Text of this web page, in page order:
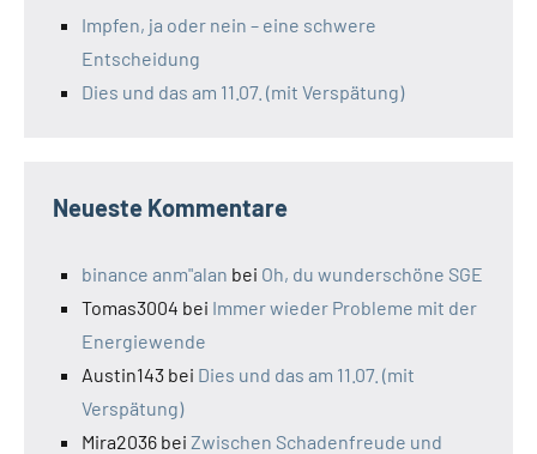
Impfen, ja oder nein – eine schwere
Entscheidung
Dies und das am 11.07. (mit Verspätung)
Neueste Kommentare
binance anm"alan bei Oh, du wunderschöne SGE
Tomas3004 bei Immer wieder Probleme mit der
Energiewende
Austin143 bei Dies und das am 11.07. (mit
Verspätung)
Mira2036 bei Zwischen Schadenfreude und